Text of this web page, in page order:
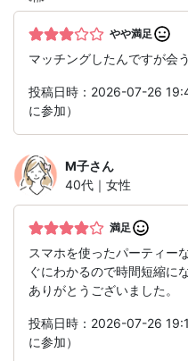
やや満足
マッチングしたんですが会
投稿日時：2026-07-26
に参加）
M子さん
40代｜女性
満足
スマホを使ったパーティー
ぐにわかるので時間短縮に
ありがとうございました。
投稿日時：2026-07-26
に参加）